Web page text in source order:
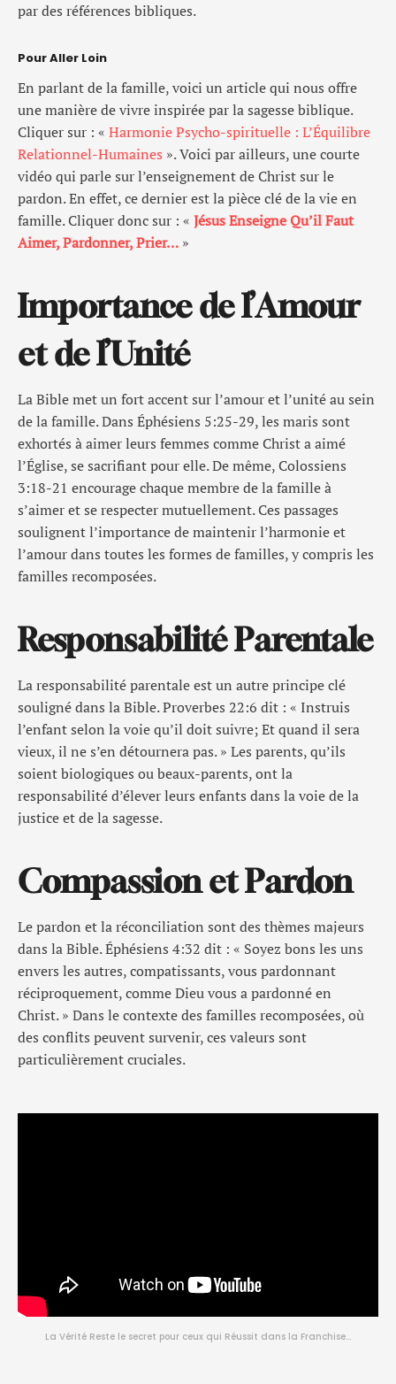
par des références bibliques.
Pour Aller Loin
En parlant de la famille, voici un article qui nous offre
une manière de vivre inspirée par la sagesse biblique.
Cliquer sur : « Harmonie Psycho-spirituelle : L’Équilibre
Relationnel-Humaines ». Voici par ailleurs, une courte
vidéo qui parle sur l’enseignement de Christ sur le
pardon. En effet, ce dernier est la pièce clé de la vie en
famille. Cliquer donc sur : « Jésus Enseigne Qu’il Faut
Aimer, Pardonner, Prier… »
Importance de l’Amour
et de l’Unité
La Bible met un fort accent sur l’amour et l’unité au sein
de la famille. Dans Éphésiens 5:25-29, les maris sont
exhortés à aimer leurs femmes comme Christ a aimé
l’Église, se sacrifiant pour elle. De même, Colossiens
3:18-21 encourage chaque membre de la famille à
s’aimer et se respecter mutuellement. Ces passages
soulignent l’importance de maintenir l’harmonie et
l’amour dans toutes les formes de familles, y compris les
familles recomposées.
Responsabilité Parentale
La responsabilité parentale est un autre principe clé
souligné dans la Bible. Proverbes 22:6 dit : « Instruis
l’enfant selon la voie qu’il doit suivre; Et quand il sera
vieux, il ne s’en détournera pas. » Les parents, qu’ils
soient biologiques ou beaux-parents, ont la
responsabilité d’élever leurs enfants dans la voie de la
justice et de la sagesse.
Compassion et Pardon
Le pardon et la réconciliation sont des thèmes majeurs
dans la Bible. Éphésiens 4:32 dit : « Soyez bons les uns
envers les autres, compatissants, vous pardonnant
réciproquement, comme Dieu vous a pardonné en
Christ. » Dans le contexte des familles recomposées, où
des conflits peuvent survenir, ces valeurs sont
particulièrement cruciales.
La Vérité Reste le secret pour ceux qui Réussit dans la Franchise…